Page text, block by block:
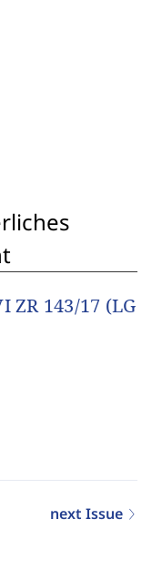
ZR 143/17 (LG
next Issue